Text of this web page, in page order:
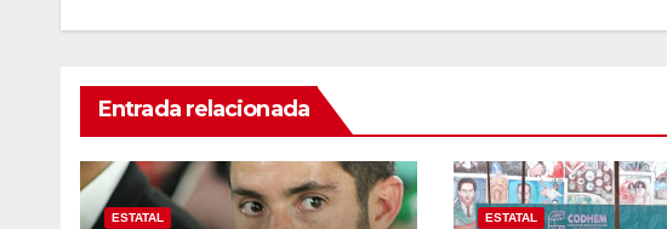
Entrada relacionada
ESTATAL ESTATAL